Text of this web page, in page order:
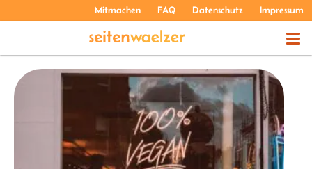
Mitmachen FAQ Datenschutz Impressum
THEMEN
PODCASTS
ÜBER UNS